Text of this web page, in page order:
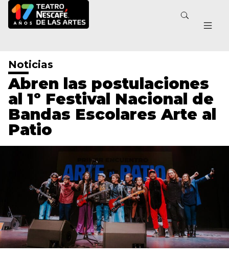
Noticias
Abren las postulaciones
al 1º Festival Nacional de
Bandas Escolares Arte al
Patio